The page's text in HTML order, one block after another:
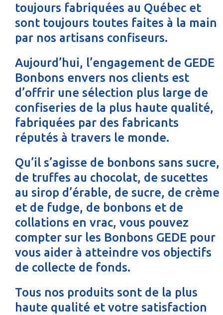
toujours fabriquées au Québec et
sont toujours toutes faites à la main
par nos artisans confiseurs.
Aujourd’hui, l’engagement de GEDE
Bonbons envers nos clients est
d’offrir une sélection plus large de
confiseries de la plus haute qualité,
fabriquées par des fabricants
réputés à travers le monde.
Qu’il s’agisse de bonbons sans sucre,
de truffes au chocolat, de sucettes
au sirop d’érable, de sucre, de crème
et de fudge, de bonbons et de
collations en vrac, vous pouvez
compter sur les Bonbons GEDE pour
vous aider à atteindre vos objectifs
de collecte de fonds.
Tous nos produits sont de la plus
haute qualité et votre satisfaction